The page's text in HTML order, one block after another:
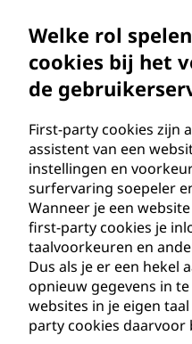
Welke rol
cookies bij het
de
First-party cookies zijn
assistent van een
instellingen en
surfervaring soepeler
Wanneer je een
first-party cookies je
taalvoorkeuren en
Dus als je er een hekel
opnieuw gegevens in
websites in je eigen
party cookies daarvoor